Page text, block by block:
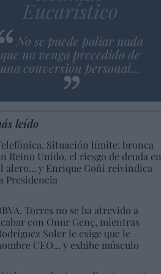
Eucarístico
No se puede paliar nada
que no venga precedido de
una conversión personal...
leído
Situación límite: bronca
Reino Unido, el riesgo de deuda en
alero... y Enrique Goñi reivindica
Presidencia
Torres no se ha atrevido a
con Onur Genç, mientras
Soler le exige que le
CEO... y exhibe músculo